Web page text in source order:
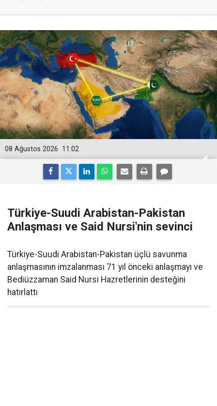
11:02
08 Ağustos 2026
Türkiye-Suudi Arabistan-Pakistan
Anlaşması ve Said Nursi'nin sevinci
Türkiye-Suudi Arabistan-Pakistan üçlü savunma
anlaşmasının imzalanması 71 yıl önceki anlaşmayı ve
Bediüzzaman Said Nursi Hazretlerinin desteğini
hatırlattı